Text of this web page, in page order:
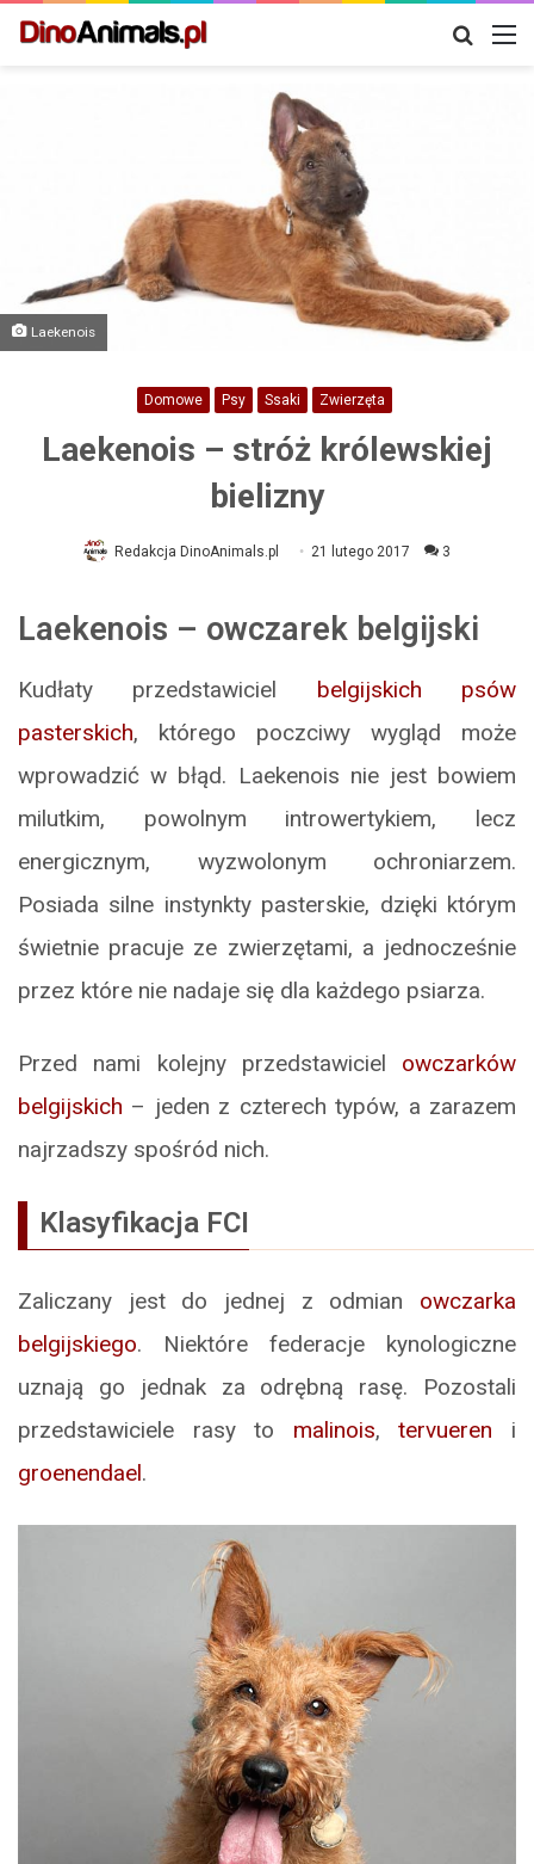
Szukaj
Laekenois
Domowe Psy Ssaki Zwierzęta
Laekenois – stróż królewskiej
bielizny
Redakcja DinoAnimals.pl 21 lutego 2017 3
Laekenois – owczarek belgijski
Kudłaty przedstawiciel belgijskich psów
pasterskich, którego poczciwy wygląd może
wprowadzić w błąd. Laekenois nie jest bowiem
milutkim, powolnym introwertykiem, lecz
energicznym, wyzwolonym ochroniarzem.
Posiada silne instynkty pasterskie, dzięki którym
świetnie pracuje ze zwierzętami, a jednocześnie
przez które nie nadaje się dla każdego psiarza.
Przed nami kolejny przedstawiciel owczarków
belgijskich – jeden z czterech typów, a zarazem
najrzadszy spośród nich.
Klasyfikacja FCI
Zaliczany jest do jednej z odmian owczarka
belgijskiego. Niektóre federacje kynologiczne
uznają go jednak za odrębną rasę. Pozostali
przedstawiciele rasy to malinois,tervueren i
groenendael.